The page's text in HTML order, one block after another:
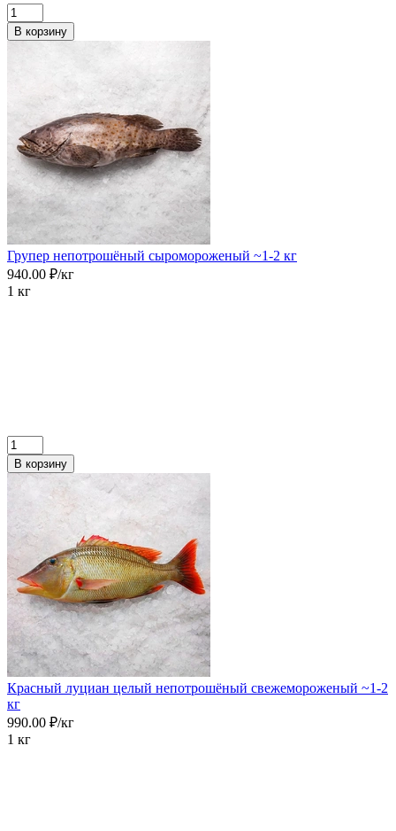
В корзину
Групер непотрошёный сыромороженый ~1-2 кг
940.00 ₽/кг
1 кг
В корзину
Красный луциан целый непотрошёный свежемороженый ~1-2
кг
990.00 ₽/кг
1 кг